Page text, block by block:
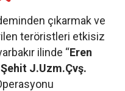
çıkarmak ve
teröristleri etkisiz
ilinde “Eren
J.Uzm.Çvş.